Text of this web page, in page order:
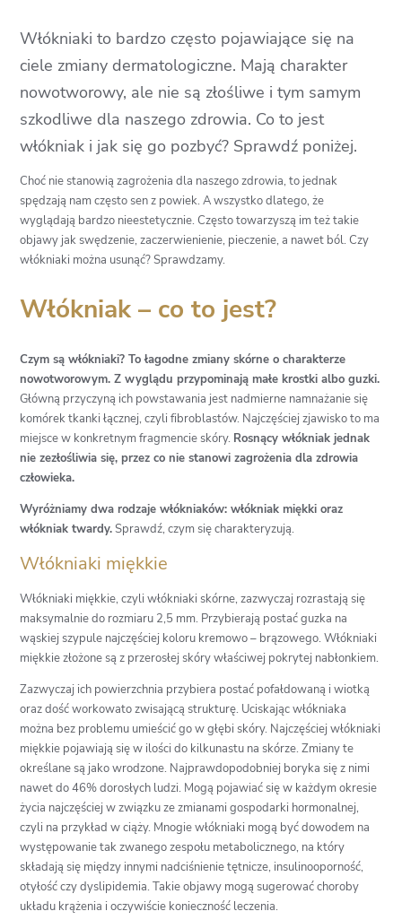
Włókniaki to bardzo często pojawiające się na
ciele zmiany dermatologiczne. Mają charakter
nowotworowy, ale nie są złośliwe i tym samym
szkodliwe dla naszego zdrowia. Co to jest
włókniak i jak się go pozbyć? Sprawdź poniżej.
Choć nie stanowią zagrożenia dla naszego zdrowia, to jednak
spędzają nam często sen z powiek. A wszystko dlatego, że
wyglądają bardzo nieestetycznie. Często towarzyszą im też takie
objawy jak swędzenie, zaczerwienienie, pieczenie, a nawet ból. Czy
włókniaki można usunąć? Sprawdzamy.
Włókniak – co to jest?
Czym są włókniaki? To łagodne zmiany skórne o charakterze
nowotworowym. Z wyglądu przypominają małe krostki albo guzki.
Główną przyczyną ich powstawania jest nadmierne namnażanie się
komórek tkanki łącznej, czyli fibroblastów. Najczęściej zjawisko to ma
miejsce w konkretnym fragmencie skóry. Rosnący włókniak jednak
nie zezłośliwia się, przez co nie stanowi zagrożenia dla zdrowia
człowieka.
Wyróżniamy dwa rodzaje włókniaków: włókniak miękki oraz
włókniak twardy.Sprawdź, czym się charakteryzują.
Włókniaki miękkie
Włókniaki miękkie, czyli włókniaki skórne, zazwyczaj rozrastają się
maksymalnie do rozmiaru 2,5 mm. Przybierają postać guzka na
wąskiej szypule najczęściej koloru kremowo – brązowego. Włókniaki
miękkie złożone są z przerosłej skóry właściwej pokrytej nabłonkiem.
Zazwyczaj ich powierzchnia przybiera postać pofałdowaną i wiotką
oraz dość workowato zwisającą strukturę. Uciskając włókniaka
można bez problemu umieścić go w głębi skóry. Najczęściej włókniaki
miękkie pojawiają się w ilości do kilkunastu na skórze. Zmiany te
określane są jako wrodzone. Najprawdopodobniej boryka się z nimi
nawet do 46% dorosłych ludzi. Mogą pojawiać się w każdym okresie
życia najczęściej w związku ze zmianami gospodarki hormonalnej,
czyli na przykład w ciąży. Mnogie włókniaki mogą być dowodem na
występowanie tak zwanego zespołu metabolicznego, na który
składają się między innymi nadciśnienie tętnicze, insulinooporność,
otyłość czy dyslipidemia. Takie objawy mogą sugerować choroby
układu krążenia i oczywiście konieczność leczenia.